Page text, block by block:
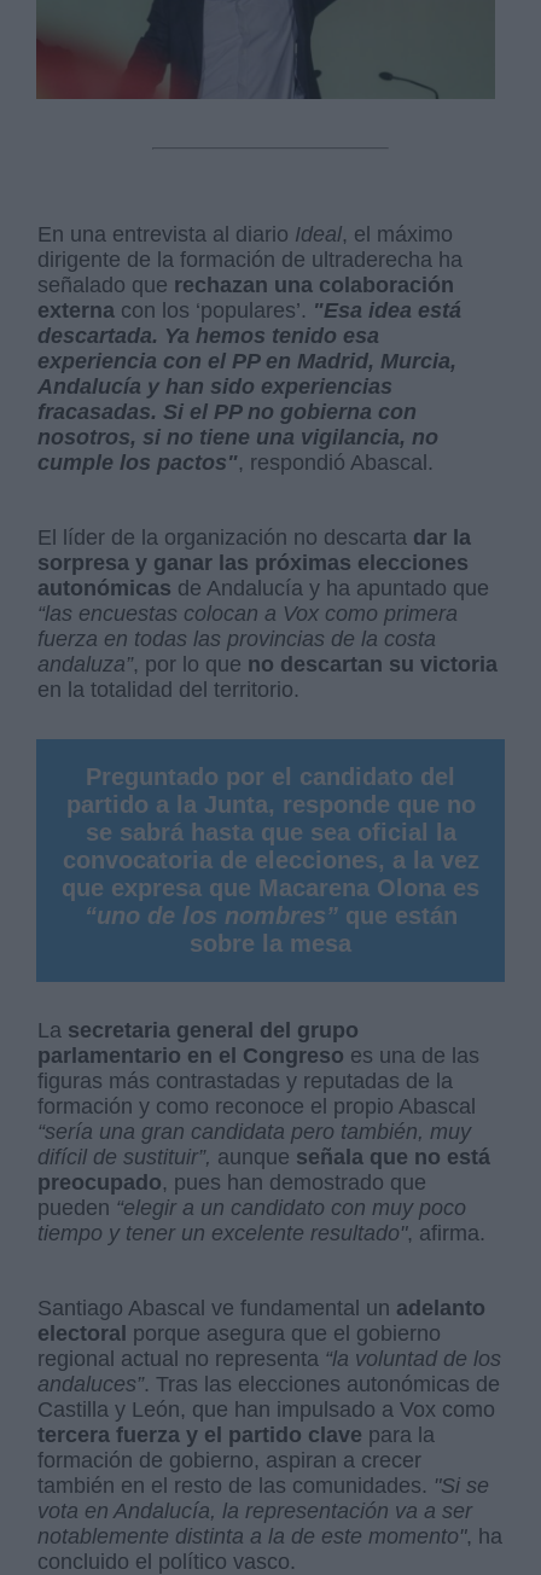
En una entrevista al diario Ideal, el máximo
dirigente de la formación de ultraderecha ha
señalado que rechazan una colaboración
externa con los ‘populares’. "Esa idea está
descartada. Ya hemos tenido esa
experiencia con el PP en Madrid, Murcia,
Andalucía y han sido experiencias
fracasadas. Si el PP no gobierna con
nosotros, si no tiene una vigilancia, no
cumple los pactos", respondió Abascal.
El líder de la organización no descarta dar la
sorpresa y ganar las próximas elecciones
autonómicas de Andalucía y ha apuntado que
“las encuestas colocan a Vox como primera
fuerza en todas las provincias de la costa
andaluza”, por lo que no descartan su victoria
en la totalidad del territorio.
Preguntado por el candidato del
partido a la Junta, responde que no
se sabrá hasta que sea oficial la
convocatoria de elecciones, a la vez
que expresa que Macarena Olona es
“uno de los nombres”que están
sobre la mesa
La secretaria general del grupo
parlamentario en el Congreso es una de las
figuras más contrastadas y reputadas de la
formación y como reconoce el propio Abascal
“sería una gran candidata pero también, muy
difícil de sustituir”, aunque señala que no está
preocupado, pues han demostrado que
pueden “elegir a un candidato con muy poco
tiempo y tener un excelente resultado", afirma.
Santiago Abascal ve fundamental un adelanto
electoral porque asegura que el gobierno
regional actual no representa “la voluntad de los
andaluces”. Tras las elecciones autonómicas de
Castilla y León, que han impulsado a Vox como
tercera fuerza y el partido clave para la
formación de gobierno, aspiran a crecer
también en el resto de las comunidades. "Si se
vota en Andalucía, la representación va a ser
notablemente distinta a la de este momento", ha
concluido el político vasco.